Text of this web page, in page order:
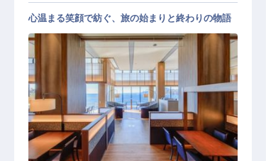
受付
心温まる笑顔で紡ぐ、旅の始まりと終わりの物語